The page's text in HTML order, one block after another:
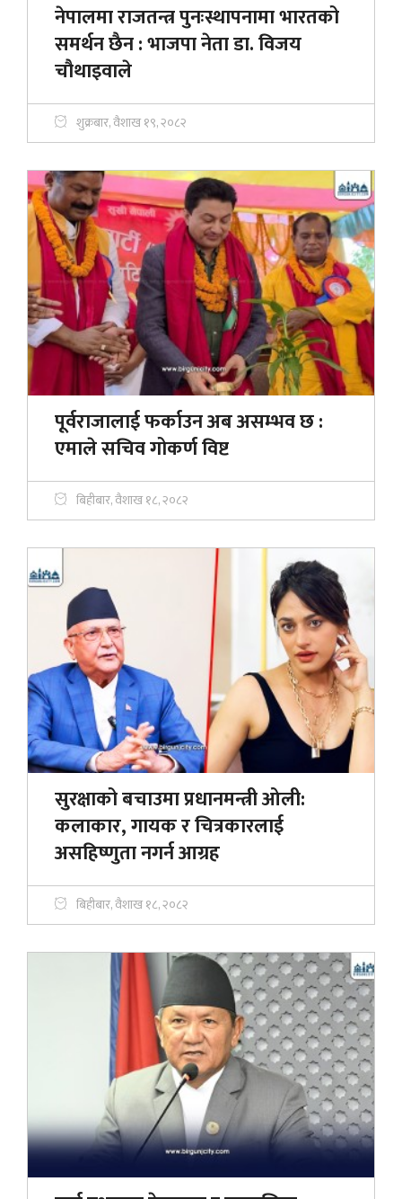
नेपालमा राजतन्त्र पुनःस्थापनामा भारतको
समर्थन छैन : भाजपा नेता डा. विजय
चौथाइवाले
शुक्रबार, वैशाख १९, २०८२
पूर्वराजालाई फर्काउन अब असम्भव छ :
एमाले सचिव गोकर्ण विष्ट
बिहीबार, वैशाख १८, २०८२
सुरक्षाको बचाउमा प्रधानमन्त्री ओली:
कलाकार, गायक र चित्रकारलाई
असहिष्णुता नगर्न आग्रह
बिहीबार, वैशाख १८, २०८२